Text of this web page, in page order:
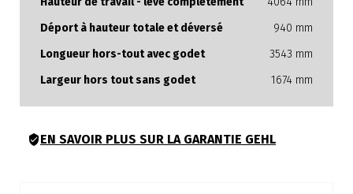
Déport à hauteur totale et déversé
940 mm
Longueur hors-tout avec godet
3543 mm
Largeur hors tout sans godet
1674 mm
EN SAVOIR PLUS SUR LA GARANTIE GEHL